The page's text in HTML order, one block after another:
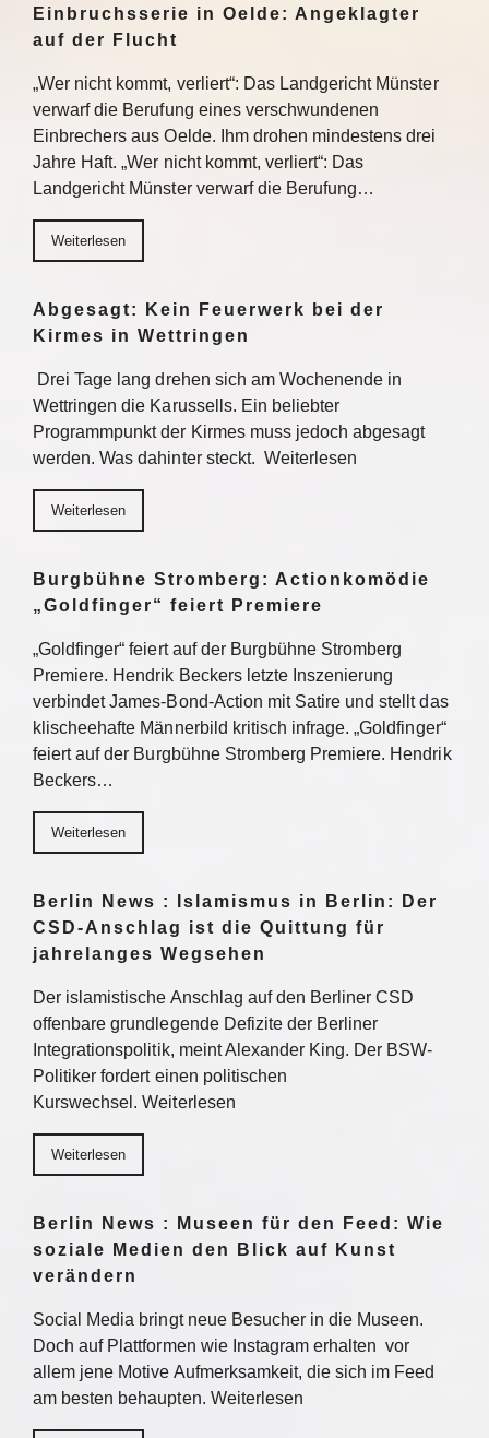
Einbruchsserie in Oelde: Angeklagter
auf der Flucht
„Wer nicht kommt, verliert“: Das Landgericht Münster
verwarf die Berufung eines verschwundenen
Einbrechers aus Oelde. Ihm drohen mindestens drei
Jahre Haft. „Wer nicht kommt, verliert“: Das
Landgericht Münster verwarf die Berufung…
Weiterlesen
Abgesagt: Kein Feuerwerk bei der
Kirmes in Wettringen
Drei Tage lang drehen sich am Wochenende in
Wettringen die Karussells. Ein beliebter
Programmpunkt der Kirmes muss jedoch abgesagt
werden. Was dahinter steckt. Weiterlesen
Weiterlesen
Burgbühne Stromberg: Actionkomödie
„Goldfinger“ feiert Premiere
„Goldfinger“ feiert auf der Burgbühne Stromberg
Premiere. Hendrik Beckers letzte Inszenierung
verbindet James-Bond-Action mit Satire und stellt das
klischeehafte Männerbild kritisch infrage. „Goldfinger“
feiert auf der Burgbühne Stromberg Premiere. Hendrik
Beckers…
Weiterlesen
Berlin News : Islamismus in Berlin: Der
CSD-Anschlag ist die Quittung für
jahrelanges Wegsehen
Der islamistische Anschlag auf den Berliner CSD
offenbare grundlegende Defizite der Berliner
Integrationspolitik, meint Alexander King. Der BSW-
Politiker fordert einen politischen
Kurswechsel. Weiterlesen
Weiterlesen
Berlin News : Museen für den Feed: Wie
soziale Medien den Blick auf Kunst
verändern
Social Media bringt neue Besucher in die Museen.
Doch auf Plattformen wie Instagram erhalten vor
allem jene Motive Aufmerksamkeit, die sich im Feed
am besten behaupten. Weiterlesen